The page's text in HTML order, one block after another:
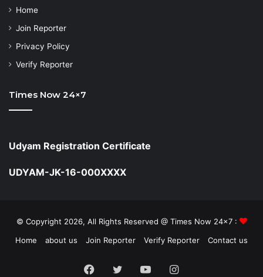
Home
Join Reporter
Privacy Policy
Verify Reporter
Times Now 24×7
Udyam Registration Certificate
UDYAM-JK-16-000XXXX
© Copyright 2026, All Rights Reserved @ Times Now 24x7 :
Home
about us Join Reporter Verify Reporter Contact us
Facebook
TwitterYouTubeInstagram